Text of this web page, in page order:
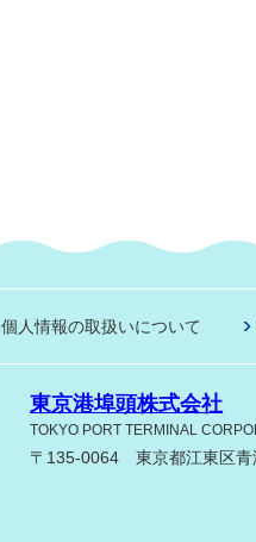
個人情報の取扱いについて
東京港埠頭株式会社
TOKYO PORT TERMINAL
〒135-0064 東京都江東区